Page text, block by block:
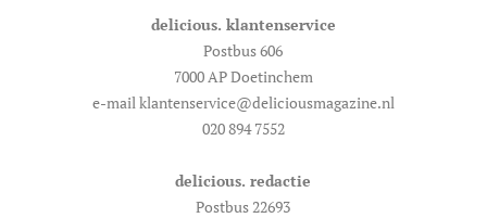
delicious. klantenservice
Postbus 606
7000 AP Doetinchem
e-mail klantenservice@deliciousmagazine.nl
020 894 7552
delicious. redactie
Postbus 22693